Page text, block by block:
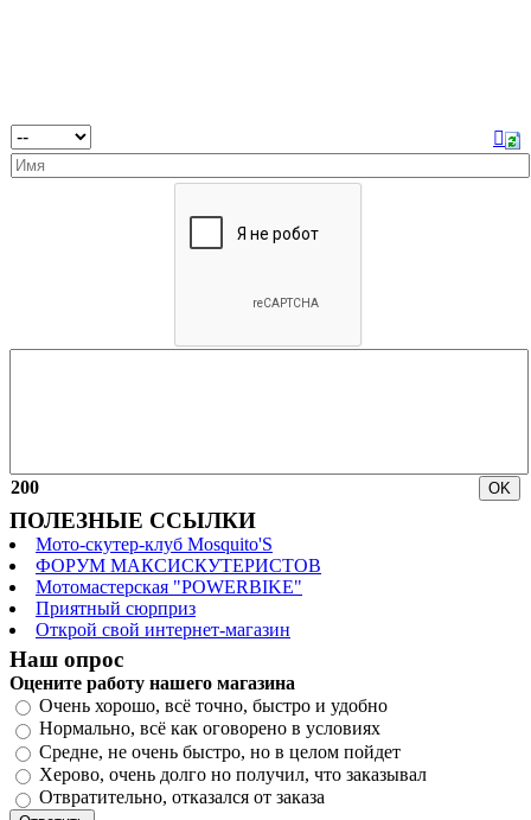
200
ПОЛЕЗНЫЕ ССЫЛКИ
Мото-скутер-клуб Mosquito'S
ФОРУМ МАКСИСКУТЕРИСТОВ
Мотомастерская "POWERBIKE"
Приятный сюрприз
Открой свой интернет-магазин
Наш опрос
Оцените работу нашего магазина
Очень хорошо, всё точно, быстро и удобно
Нормально, всё как оговорено в условиях
Средне, не очень быстро, но в целом пойдет
Херово, очень долго но получил, что заказывал
Отвратительно, отказался от заказа